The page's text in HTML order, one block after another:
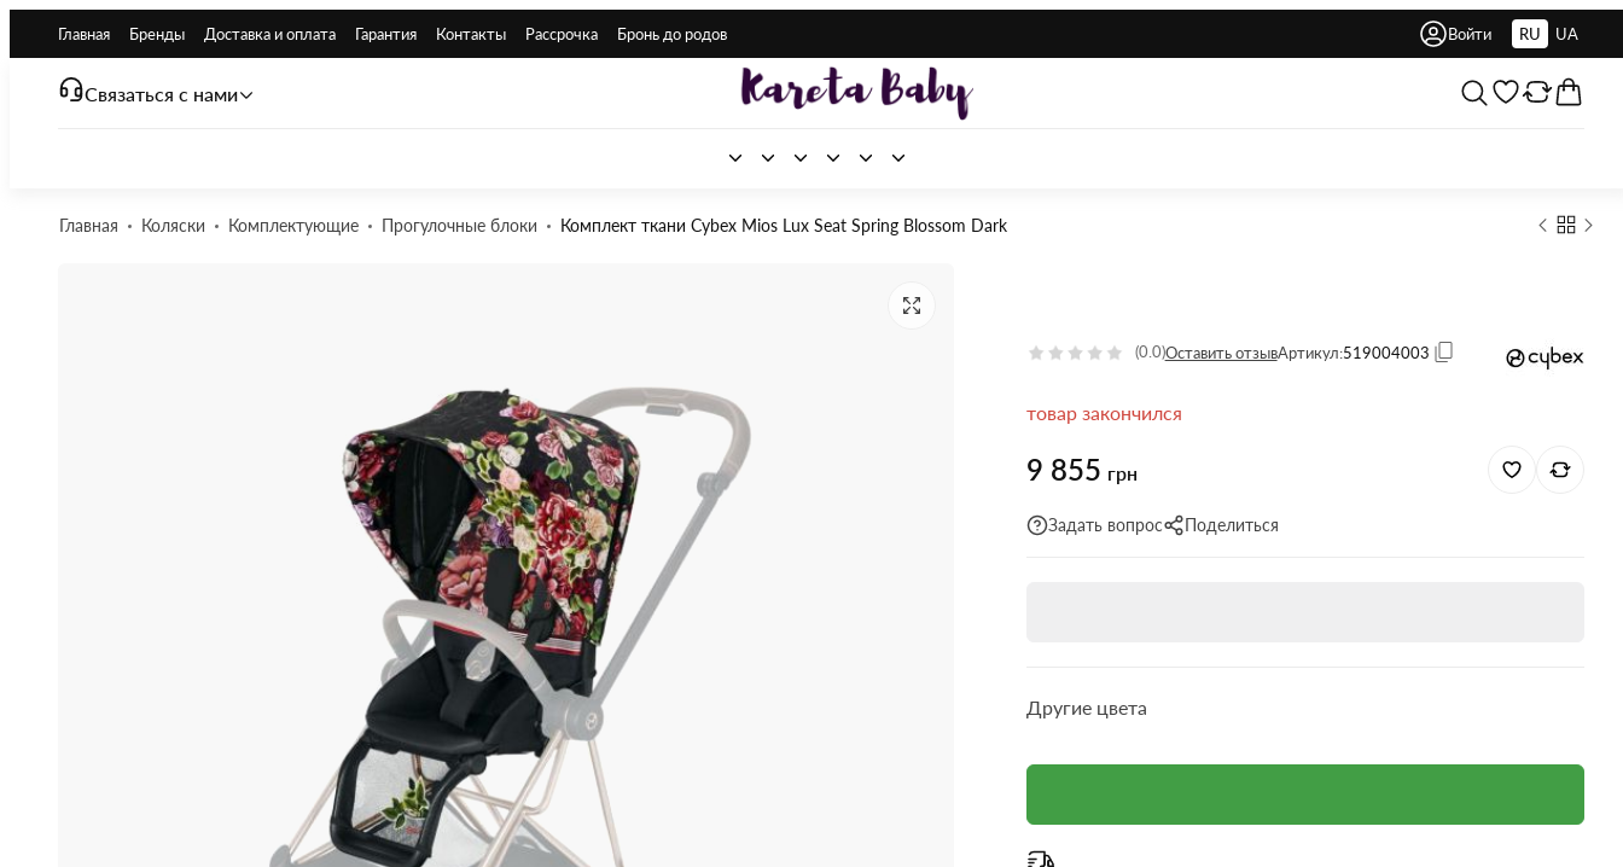
Главная Бренды Доставка и оплата Гарантия Контакты Рассрочка Бронь до родов Войти RU UA
Связаться с нами
Главная Коляски Комплектующие Прогулочные блоки Комплект ткани Cybex Mios Lux Seat Spring Blossom Dark
(0.0)Оставить отзывАртикул:519004003
товар закончился
9 855 грн
Задать вопрос Поделиться
Другие цвета